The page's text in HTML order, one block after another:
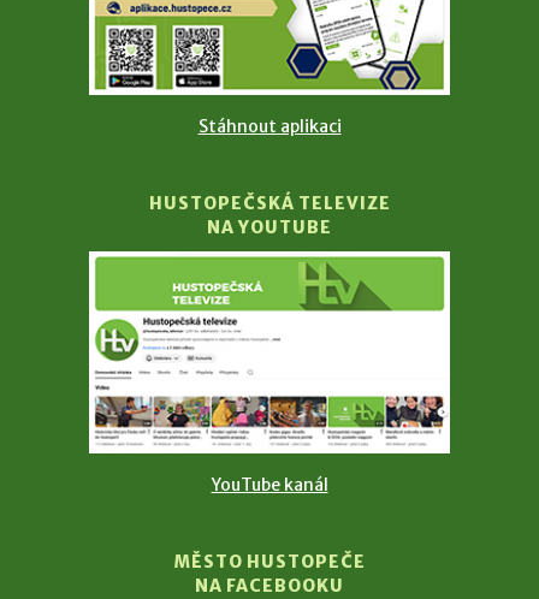
Stáhnout aplikaci
HUSTOPEČSKÁ TELEVIZE
NA YOUTUBE
YouTube kanál
MĚSTO HUSTOPEČE
NA FACEBOOKU